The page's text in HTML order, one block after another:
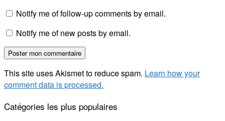
Notify me of follow-up comments by email.
Notify me of new posts by email.
This site uses Akismet to reduce spam. Learn how your
comment data is processed.
Catégories les plus populaires